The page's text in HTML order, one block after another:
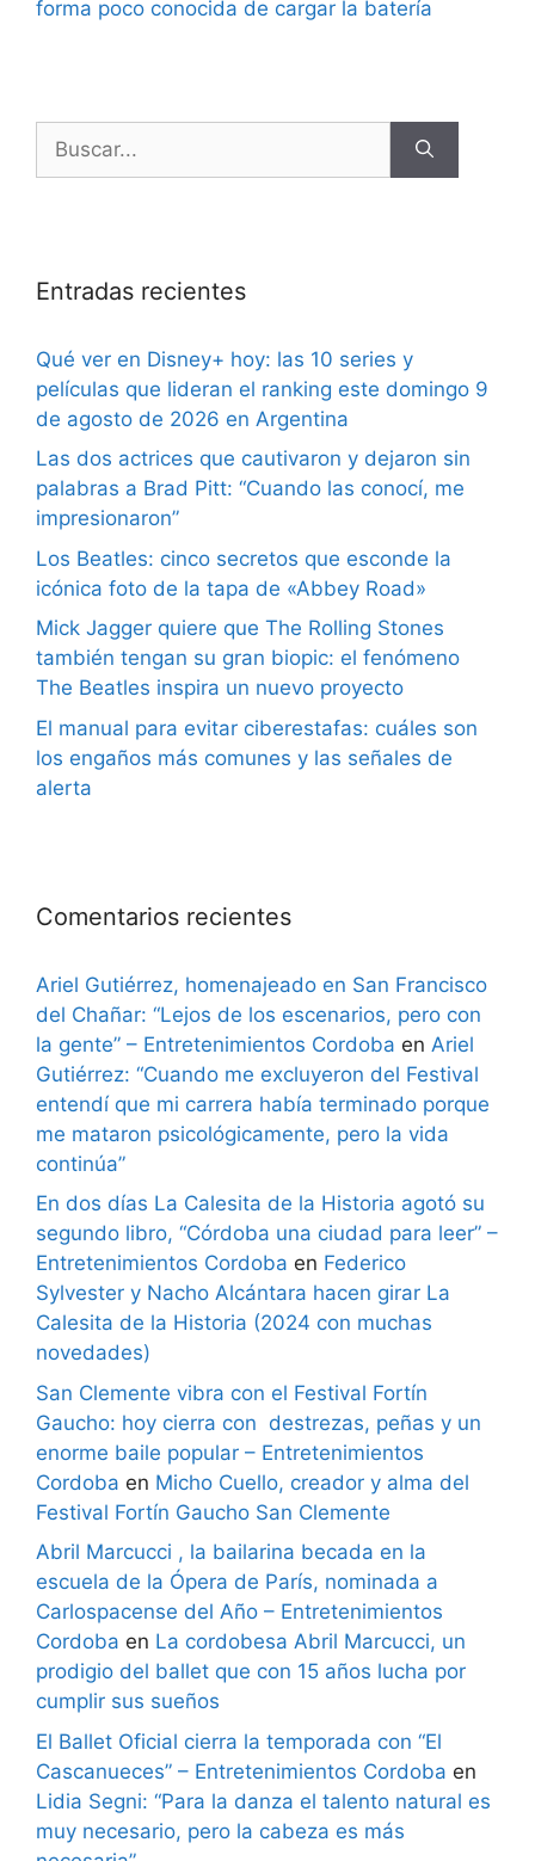
forma poco conocida de cargar la batería
Entradas recientes
Qué ver en Disney+ hoy: las 10 series y
películas que lideran el ranking este domingo 9
de agosto de 2026 en Argentina
Las dos actrices que cautivaron y dejaron sin
palabras a Brad Pitt: “Cuando las conocí, me
impresionaron”
Los Beatles: cinco secretos que esconde la
icónica foto de la tapa de «Abbey Road»
Mick Jagger quiere que The Rolling Stones
también tengan su gran biopic: el fenómeno
The Beatles inspira un nuevo proyecto
El manual para evitar ciberestafas: cuáles son
los engaños más comunes y las señales de
alerta
Comentarios recientes
Ariel Gutiérrez, homenajeado en San Francisco
del Chañar: “Lejos de los escenarios, pero con
la gente” – Entretenimientos Cordoba en Ariel
Gutiérrez: “Cuando me excluyeron del Festival
entendí que mi carrera había terminado porque
me mataron psicológicamente, pero la vida
continúa”
En dos días La Calesita de la Historia agotó su
segundo libro, “Córdoba una ciudad para leer” –
Entretenimientos Cordoba en Federico
Sylvester y Nacho Alcántara hacen girar La
Calesita de la Historia (2024 con muchas
novedades)
San Clemente vibra con el Festival Fortín
Gaucho: hoy cierra con destrezas, peñas y un
enorme baile popular – Entretenimientos
Cordoba en Micho Cuello, creador y alma del
Festival Fortín Gaucho San Clemente
Abril Marcucci , la bailarina becada en la
escuela de la Ópera de París, nominada a
Carlospacense del Año – Entretenimientos
Cordoba en La cordobesa Abril Marcucci, un
prodigio del ballet que con 15 años lucha por
cumplir sus sueños
El Ballet Oficial cierra la temporada con “El
Cascanueces” – Entretenimientos Cordoba en
Lidia Segni: “Para la danza el talento natural es
muy necesario, pero la cabeza es más